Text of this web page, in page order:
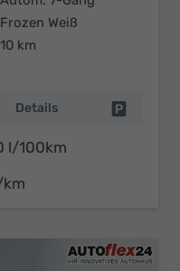
Frozen Weiß
10 km
Details
l/100km